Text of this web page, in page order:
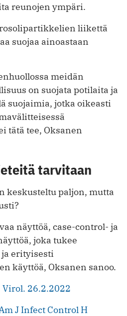
reunojen ympäri.
liikettä
suojaa ainoastaan
meidän
on suojata potilaita ja
suojaimia, jotka oikeasti
tätä tee, Oksanen
tarvitaan
keskusteltu paljon, mutta
näyttöä, case-control- ja
joka tukee
erityisesti
käyttöä, Oksanen sanoo.
Virol. 26.2.2022
J Infect Control H